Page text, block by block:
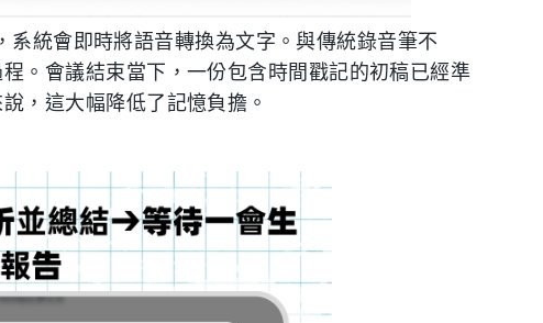
統會即時將語音轉換為文字。與傳統錄音筆不
。會議結束當下，一份包含時間戳記的初稿已經準
，這大幅降低了記憶負擔。